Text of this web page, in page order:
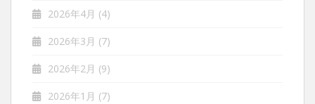
2026年4月 (4)
2026年3月 (7)
2026年2月 (9)
2026年1月 (7)